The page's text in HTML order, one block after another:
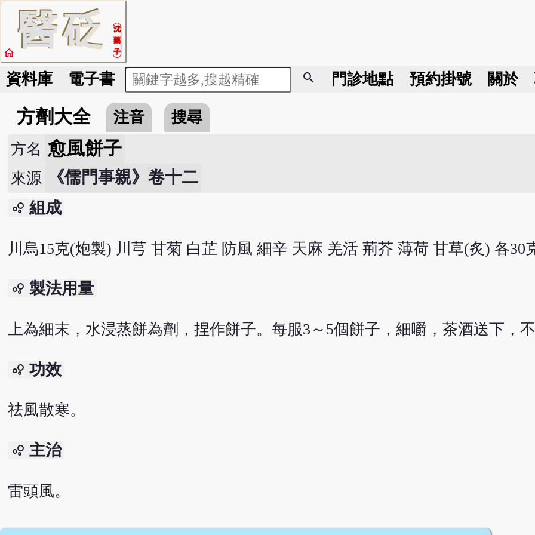
醫砭
沈
藥
子
home
資料庫 電子書 search 門診地點 預約掛號 關於
方劑大全 注音 搜尋
方名 愈風餅子
來源 《儒門事親》卷十二
bubble_chart 組成
川烏15克(炮製) 川芎 甘菊 白芷 防風 細辛 天麻 羌活 荊芥 薄荷 甘草(炙) 各30
bubble_chart 製法用量
上為細末，水浸蒸餅為劑，捏作餅子。每服3～5個餅子，細嚼，茶酒送下，不
bubble_chart 功效
祛風散寒。
bubble_chart 主治
雷頭風。